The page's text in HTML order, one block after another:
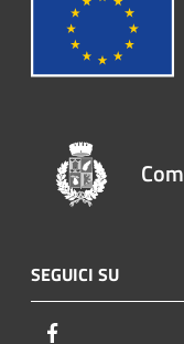
SEGUICI SU